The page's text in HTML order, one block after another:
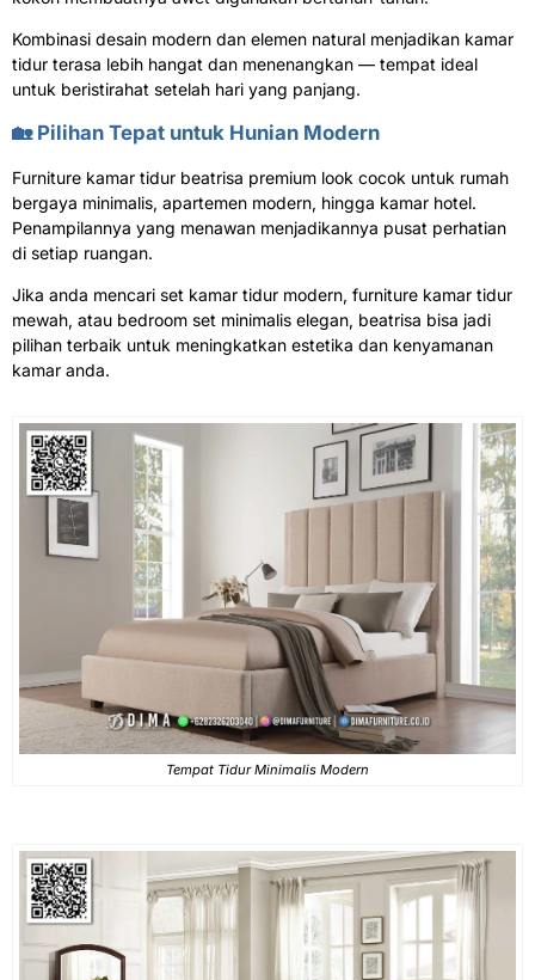
Kombinasi desain modern dan elemen natural menjadikan kamar
tidur terasa lebih hangat dan menenangkan — tempat ideal
untuk beristirahat setelah hari yang panjang.
🏡 Pilihan Tepat untuk Hunian Modern
Furniture kamar tidur beatrisa premium look cocok untuk rumah
bergaya minimalis, apartemen modern, hingga kamar hotel.
Penampilannya yang menawan menjadikannya pusat perhatian
di setiap ruangan.
Jika anda mencari set kamar tidur modern, furniture kamar tidur
mewah, atau bedroom set minimalis elegan, beatrisa bisa jadi
pilihan terbaik untuk meningkatkan estetika dan kenyamanan
kamar anda.
Tempat Tidur Minimalis Modern